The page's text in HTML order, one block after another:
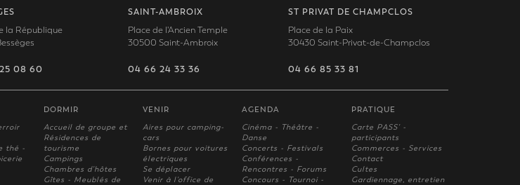
la République
08 60
SAINT-AMBROIX
Place de l'Ancien Temple
30500 Saint-Ambroix
04 66 24 33 36
ST PRIVAT DE CHAMPCLOS
Place de la Paix
30430 Saint-Privat-de-Champclos
04 66 85 33 81
thé -
DORMIR
Accueil de groupe et
Résidences de
tourisme
Campings
Chambres d'hôtes
Gîtes - Meublés de
VENIR
Aires pour camping-
cars
Bornes pour voitures
électriques
Se déplacer
Venir à l'office de
AGENDA
Cinéma - Théâtre -
Danse
Concerts - Festivals
Conférences -
Rencontres - Forums
Concours - Tournoi -
PRATIQUE
Carte PASS' -
participants
Commerces - Services
Contact
Cultes
Gardiennage, entretien